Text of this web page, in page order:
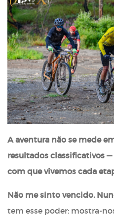
A aventura não se mede
resultados classificativos
com que vivemos cada
Não me sinto vencido.
tem esse poder: mostra-